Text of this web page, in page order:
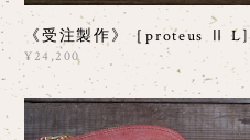
《受注製作》［proteus Ⅱ
¥24,200